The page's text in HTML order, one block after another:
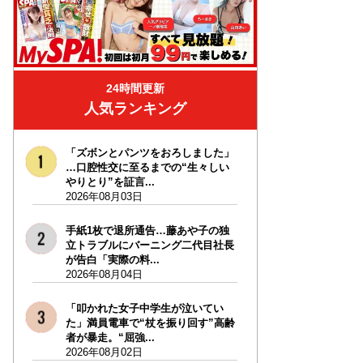
24時間更新
人気ランキング
「ズボンとパンツをおろしました」
…口腔性交に至るまでの“生々しい
やりとり”を証言...
2026年08月03日
手紙1枚で退所通告…藤あや子の独
立トラブルにバーニング二代目社長
が告白「実際の料...
2026年08月04日
「叩かれた女子中学生が泣いてい
た」満員電車で“杖を振り回す”高齢
者が暴走。“屈強...
2026年08月02日